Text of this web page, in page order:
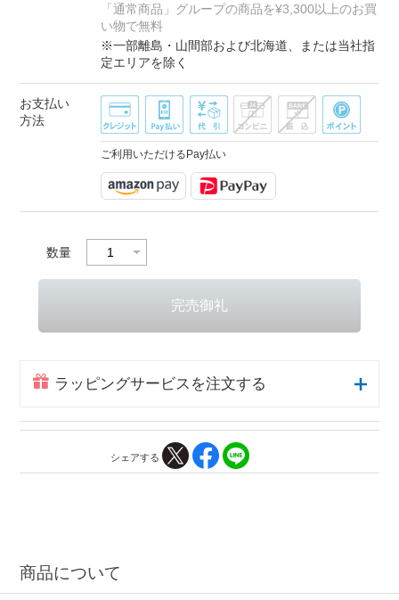
「通常商品」グループの商品を¥3,300以上のお買
い物で無料
※一部離島・山間部および北海道、または当社指
定エリアを除く
お支払い
方法
ご利用いただけるPay払い
数量
ラッピングサービスを注文する
シェアする
商品について